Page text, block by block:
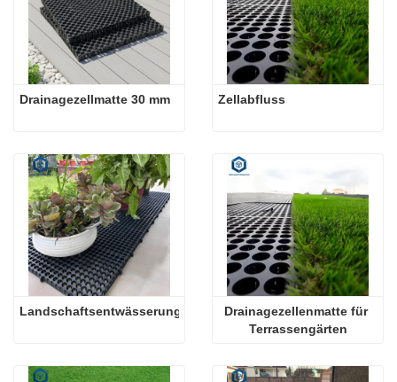
Drainagezellmatte 30 mm Zellabfluss
Landschaftsentwässerungszelle
Drainagezellenmatte für
Terrassengärten